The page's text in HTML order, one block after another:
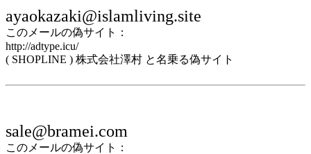
ayaokazaki@islamliving.site
このメールの偽サイト：
http://adtype.icu/
( SHOPLINE ) 株式会社澤村 と名乗る偽サイト
sale@bramei.com
このメールの偽サイト：